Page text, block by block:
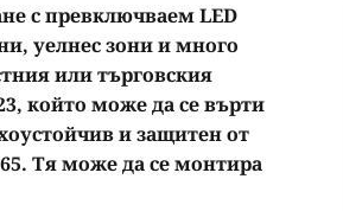
с превключваем LED
уелнес зони и много
или търговския
който може да се върти
и защитен от
Тя може да се монтира
пружини, може